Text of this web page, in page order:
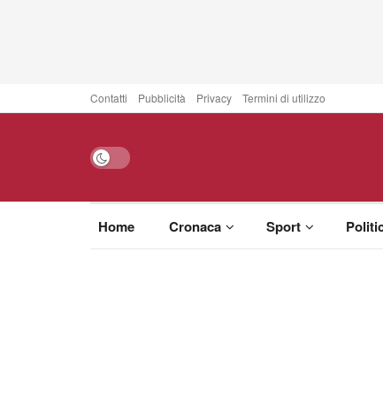
Contatti Pubblicità Privacy Termini di utilizzo
Home Cronaca Sport